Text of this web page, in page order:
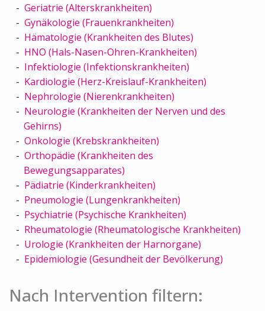
Geriatrie (Alterskrankheiten)
Gynäkologie (Frauenkrankheiten)
Hämatologie (Krankheiten des Blutes)
HNO (Hals-Nasen-Ohren-Krankheiten)
Infektiologie (Infektionskrankheiten)
Kardiologie (Herz-Kreislauf-Krankheiten)
Nephrologie (Nierenkrankheiten)
Neurologie (Krankheiten der Nerven und des
Gehirns)
Onkologie (Krebskrankheiten)
Orthopädie (Krankheiten des
Bewegungsapparates)
Pädiatrie (Kinderkrankheiten)
Pneumologie (Lungenkrankheiten)
Psychiatrie (Psychische Krankheiten)
Rheumatologie (Rheumatologische Krankheiten)
Urologie (Krankheiten der Harnorgane)
Epidemiologie (Gesundheit der Bevölkerung)
Nach Intervention filtern: